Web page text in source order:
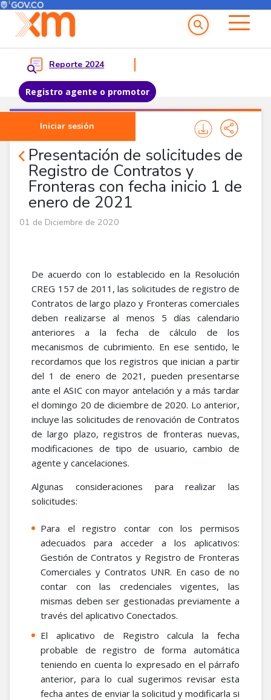
Pasar al contenido principal
Menú del Usuario
Reporte 2024
Registro agente o promotor
Iniciar sesión
Menu principal
Presentación de solicitudes de
Registro de Contratos y
Fronteras con fecha inicio 1 de
enero de 2021
Noticias Agentes
01 de Diciembre de 2020
De acuerdo con lo establecido en la Resolución
CREG 157 de 2011, las solicitudes de registro de
Contratos de largo plazo y Fronteras comerciales
deben realizarse al menos 5 días calendario
anteriores a la fecha de cálculo de los
mecanismos de cubrimiento. En ese sentido, le
recordamos que los registros que inician a partir
del 1 de enero de 2021, pueden presentarse
ante el ASIC con mayor antelación y a más tardar
el domingo 20 de diciembre de 2020. Lo anterior,
incluye las solicitudes de renovación de Contratos
de largo plazo, registros de fronteras nuevas,
modificaciones de tipo de usuario, cambio de
agente y cancelaciones.
Algunas consideraciones para realizar las
solicitudes:
Para el registro contar con los permisos
adecuados para acceder a los aplicativos:
Gestión de Contratos y Registro de Fronteras
Comerciales y Contratos UNR. En caso de no
contar con las credenciales vigentes, las
mismas deben ser gestionadas previamente a
través del aplicativo Conectados.
El aplicativo de Registro calcula la fecha
probable de registro de forma automática
teniendo en cuenta lo expresado en el párrafo
anterior, para lo cual sugerimos revisar esta
fecha antes de enviar la solicitud y modificarla si